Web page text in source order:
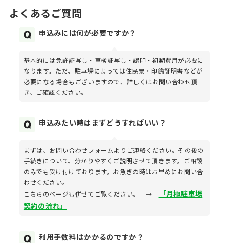
よくあるご質問
申込みには何が必要ですか？
基本的には免許証写し・車検証写し・認印・初期費用が必要に
なります。ただ、駐車場によっては住民票・印鑑証明書などが
必要になる場合もございますので、詳しくはお問い合わせ頂
き、ご確認ください。
申込みたい時はまずどうすればいい？
まずは、お問い合わせフォームよりご連絡ください。その後の
手続きについて、分かりやすくご説明させて頂きます。ご相談
のみでも受け付けております。お急ぎの時はお早めにお問い合
わせください。
こちらのページも併せてご覧ください。 →
「月極駐車場
契約の流れ」
利用手数料はかかるのですか？